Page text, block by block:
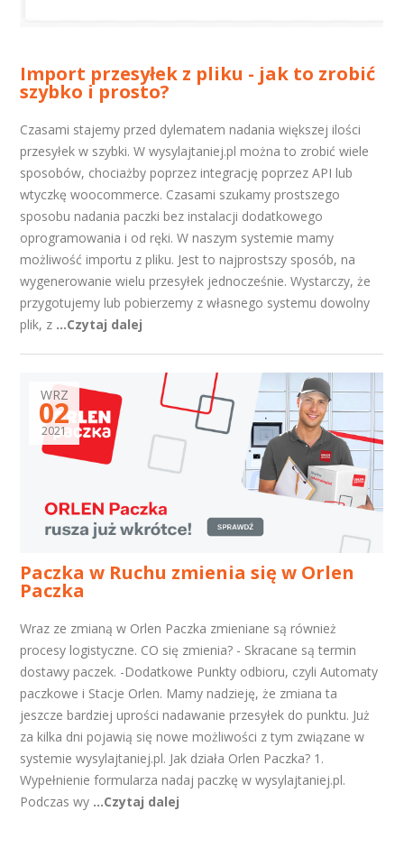
Import przesyłek z pliku - jak to zrobić
szybko i prosto?
Czasami stajemy przed dylematem nadania większej ilości
przesyłek w szybki. W wysylajtaniej.pl można to zrobić wiele
sposobów, chociażby poprzez integrację poprzez API lub
wtyczkę woocommerce. Czasami szukamy prostszego
sposobu nadania paczki bez instalacji dodatkowego
oprogramowania i od ręki. W naszym systemie mamy
możliwość importu z pliku. Jest to najprostszy sposób, na
wygenerowanie wielu przesyłek jednocześnie. Wystarczy, że
przygotujemy lub pobierzemy z własnego systemu dowolny
plik, z ...Czytaj dalej
WRZ
02
2021
Paczka w Ruchu zmienia się w Orlen
Paczka
Wraz ze zmianą w Orlen Paczka zmieniane są również
procesy logistyczne. CO się zmienia? - Skracane są termin
dostawy paczek. -Dodatkowe Punkty odbioru, czyli Automaty
paczkowe i Stacje Orlen. Mamy nadzieję, że zmiana ta
jeszcze bardziej uprości nadawanie przesyłek do punktu. Już
za kilka dni pojawią się nowe możliwości z tym związane w
systemie wysylajtaniej.pl. Jak działa Orlen Paczka? 1.
Wypełnienie formularza nadaj paczkę w wysylajtaniej.pl.
Podczas wy ...Czytaj dalej